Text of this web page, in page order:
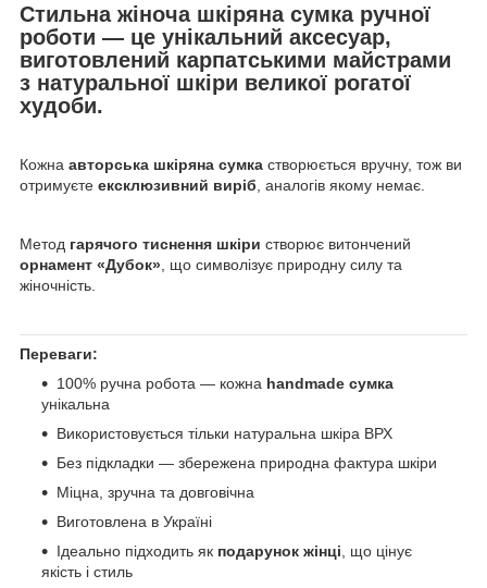
Стильна жіноча шкіряна сумка ручної
роботи — це унікальний аксесуар,
виготовлений карпатськими майстрами
з натуральної шкіри великої рогатої
худоби.
Кожна авторська шкіряна сумка створюється вручну, тож ви
отримуєте ексклюзивний виріб, аналогів якому немає.
Метод гарячого тиснення шкіри створює витончений
орнамент «Дубок», що символізує природну силу та
жіночність.
Переваги:
100% ручна робота — кожна handmade сумка
унікальна
Використовується тільки натуральна шкіра ВРХ
Без підкладки — збережена природна фактура шкіри
Міцна, зручна та довговічна
Виготовлена в Україні
Ідеально підходить як подарунок жінці, що цінує
якість і стиль